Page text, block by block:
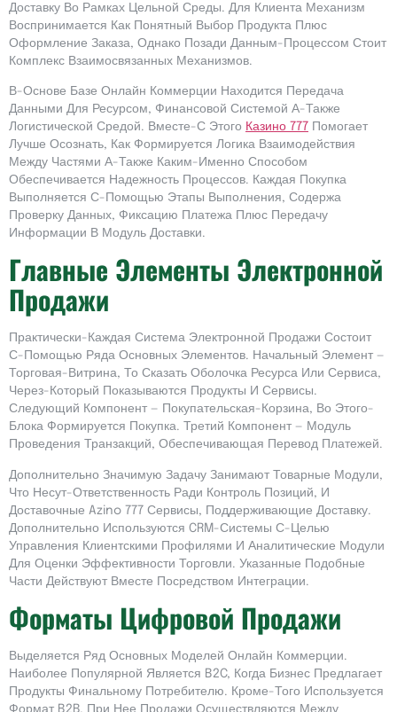
Доставку Во Рамках Цельной Среды. Для Клиента Механизм
Воспринимается Как Понятный Выбор Продукта Плюс
Оформление Заказа, Однако Позади Данным-Процессом Стоит
Комплекс Взаимосвязанных Механизмов.
В-Основе Базе Онлайн Коммерции Находится Передача
Данными Для Ресурсом, Финансовой Системой А-Также
Логистической Средой. Вместе-С Этого Казино 777 Помогает
Лучше Осознать, Как Формируется Логика Взаимодействия
Между Частями А-Также Каким-Именно Способом
Обеспечивается Надежность Процессов. Каждая Покупка
Выполняется С-Помощью Этапы Выполнения, Содержа
Проверку Данных, Фиксацию Платежа Плюс Передачу
Информации В Модуль Доставки.
Главные Элементы Электронной
Продажи
Практически-Каждая Система Электронной Продажи Состоит
С-Помощью Ряда Основных Элементов. Начальный Элемент —
Торговая-Витрина, То Сказать Оболочка Ресурса Или Сервиса,
Через-Который Показываются Продукты И Сервисы.
Следующий Компонент — Покупательская-Корзина, Во Этого-
Блока Формируется Покупка. Третий Компонент — Модуль
Проведения Транзакций, Обеспечивающая Перевод Платежей.
Дополнительно Значимую Задачу Занимают Товарные Модули,
Что Несут-Ответственность Ради Контроль Позиций, И
Доставочные Azino 777 Сервисы, Поддерживающие Доставку.
Дополнительно Используются CRM-Системы С-Целью
Управления Клиентскими Профилями И Аналитические Модули
Для Оценки Эффективности Торговли. Указанные Подобные
Части Действуют Вместе Посредством Интеграции.
Форматы Цифровой Продажи
Выделяется Ряд Основных Моделей Онлайн Коммерции.
Наиболее Популярной Является B2C, Когда Бизнес Предлагает
Продукты Финальному Потребителю. Кроме-Того Используется